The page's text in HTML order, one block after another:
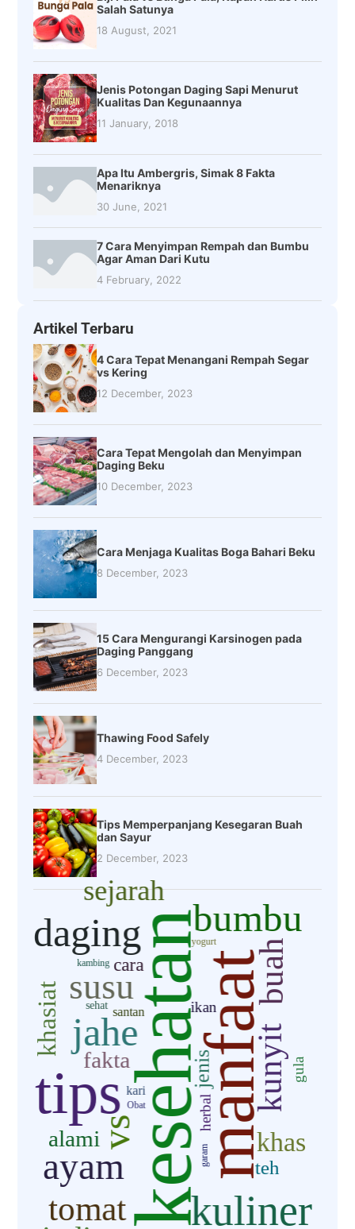
Salah Satunya
18 August, 2021
Jenis Potongan Daging Sapi Menurut
Kualitas Dan Kegunaannya
11 January, 2018
Apa Itu Ambergris, Simak 8 Fakta
Menariknya
30 June, 2021
7 Cara Menyimpan Rempah dan Bumbu
Agar Aman Dari Kutu
4 February, 2022
Artikel Terbaru
4 Cara Tepat Menangani Rempah Segar
vs Kering
12 December, 2023
Cara Tepat Mengolah dan Menyimpan
Daging Beku
10 December, 2023
Cara Menjaga Kualitas Boga Bahari Beku
8 December, 2023
15 Cara Mengurangi Karsinogen pada
Daging Panggang
6 December, 2023
Thawing Food Safely
4 December, 2023
Tips Memperpanjang Kesegaran Buah
dan Sayur
2 December, 2023